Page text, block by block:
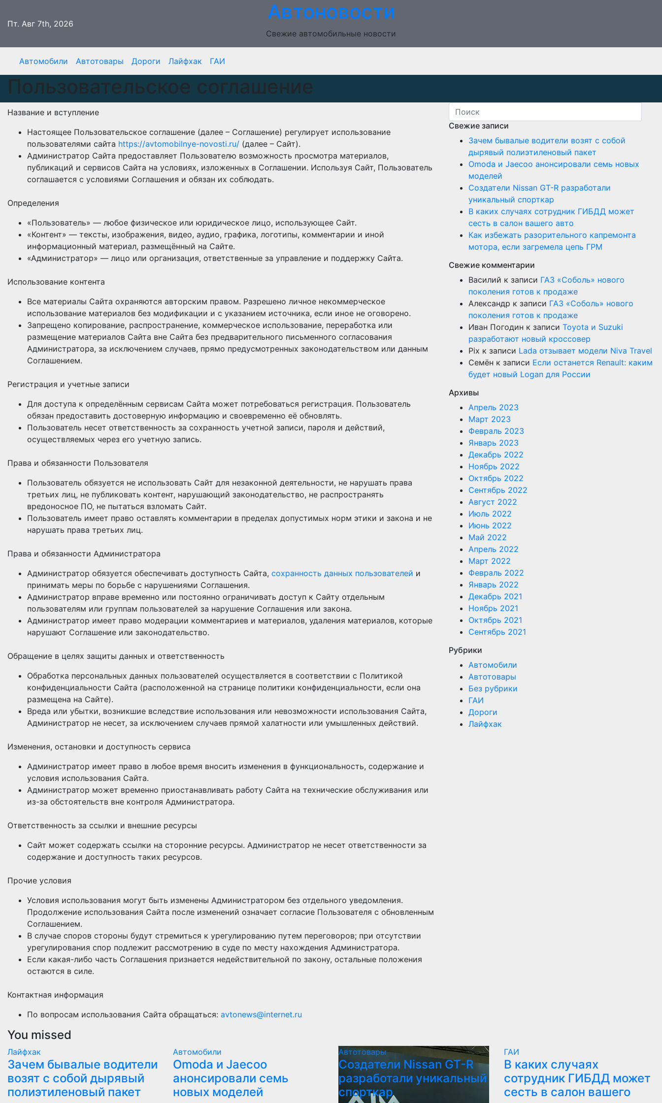
содержимому
Пт. Авг 7th, 2026 Автоновости
Свежие автомобильные новости
Автомобили Автотовары Дороги Лайфхак ГАИ
Пользовательское соглашение
Название и вступление
Настоящее Пользовательское соглашение (далее – Соглашение) регулирует использование
пользователями сайта https://avtomobilnye-novosti.ru/ (далее – Сайт).
Администратор Сайта предоставляет Пользователю возможность просмотра материалов,
публикаций и сервисов Сайта на условиях, изложенных в Соглашении. Используя Сайт, Пользователь
соглашается с условиями Соглашения и обязан их соблюдать.
Определения
«Пользователь» — любое физическое или юридическое лицо, использующее Сайт.
«Контент» — тексты, изображения, видео, аудио, графика, логотипы, комментарии и иной
информационный материал, размещённый на Сайте.
«Администратор» — лицо или организация, ответственные за управление и поддержку Сайта.
Использование контента
Все материалы Сайта охраняются авторским правом. Разрешено личное некоммерческое
использование материалов без модификации и с указанием источника, если иное не оговорено.
Запрещено копирование, распространение, коммерческое использование, переработка или
размещение материалов Сайта вне Сайта без предварительного письменного согласования
Администратора, за исключением случаев, прямо предусмотренных законодательством или данным
Соглашением.
Регистрация и учетные записи
Для доступа к определённым сервисам Сайта может потребоваться регистрация. Пользователь
обязан предоставить достоверную информацию и своевременно её обновлять.
Пользователь несет ответственность за сохранность учетной записи, пароля и действий,
осуществляемых через его учетную запись.
Права и обязанности Пользователя
Пользователь обязуется не использовать Сайт для незаконной деятельности, не нарушать права
третьих лиц, не публиковать контент, нарушающий законодательство, не распространять
вредоносное ПО, не пытаться взломать Сайт.
Пользователь имеет право оставлять комментарии в пределах допустимых норм этики и закона и не
нарушать права третьих лиц.
Права и обязанности Администратора
Администратор обязуется обеспечивать доступность Сайта, сохранность данных пользователей и
принимать меры по борьбе с нарушениями Соглашения.
Администратор вправе временно или постоянно ограничивать доступ к Сайту отдельным
пользователям или группам пользователей за нарушение Соглашения или закона.
Администратор имеет право модерации комментариев и материалов, удаления материалов, которые
нарушают Соглашение или законодательство.
Обращение в целях защиты данных и ответственность
Обработка персональных данных пользователей осуществляется в соответствии с Политикой
конфиденциальности Сайта (расположенной на странице политики конфиденциальности, если она
размещена на Сайте).
Вреда или убытки, возникшие вследствие использования или невозможности использования Сайта,
Администратор не несет, за исключением случаев прямой халатности или умышленных действий.
Изменения, остановки и доступность сервиса
Администратор имеет право в любое время вносить изменения в функциональность, содержание и
условия использования Сайта.
Администратор может временно приостанавливать работу Сайта на технические обслуживания или
из-за обстоятельств вне контроля Администратора.
Ответственность за ссылки и внешние ресурсы
Сайт может содержать ссылки на сторонние ресурсы. Администратор не несет ответственности за
содержание и доступность таких ресурсов.
Прочие условия
Условия использования могут быть изменены Администратором без отдельного уведомления.
Продолжение использования Сайта после изменений означает согласие Пользователя с обновленным
Соглашением.
В случае споров стороны будут стремиться к урегулированию путем переговоров; при отсутствии
урегулирования спор подлежит рассмотрению в суде по месту нахождения Администратора.
Если какая-либо часть Соглашения признается недействительной по закону, остальные положения
остаются в силе.
Контактная информация
По вопросам использования Сайта обращаться: avtonews@internet.ru
Свежие записи
Зачем бывалые водители возят с собой
дырявый полиэтиленовый пакет
Оmoda и Jaecoo анонсировали семь новых
моделей
Создатели Nissan GT-R разработали
уникальный спорткар
В каких случаях сотрудник ГИБДД может
сесть в салон вашего авто
Как избежать разорительного капремонта
мотора, если загремела цепь ГРМ
Свежие комментарии
Василий к записи ГАЗ «Соболь» нового
поколения готов к продаже
Александр к записи ГАЗ «Соболь» нового
поколения готов к продаже
Иван Погодин к записи Toyota и Suzuki
разработают новый кроссовер
Pix к записи Lada отзывает модели Niva Travel
Семён к записи Если останется Renault: каким
будет новый Logan для России
Архивы
Апрель 2023
Март 2023
Февраль 2023
Январь 2023
Декабрь 2022
Ноябрь 2022
Октябрь 2022
Сентябрь 2022
Август 2022
Июль 2022
Июнь 2022
Май 2022
Апрель 2022
Март 2022
Февраль 2022
Январь 2022
Декабрь 2021
Ноябрь 2021
Октябрь 2021
Сентябрь 2021
Рубрики
Автомобили
Автотовары
Без рубрики
ГАИ
Дороги
Лайфхак
You missed
Лайфхак
Зачем бывалые водители
возят с собой дырявый
полиэтиленовый пакет
Автомобили
Оmoda и Jaecoo
анонсировали семь
новых моделей
Автотовары
Создатели Nissan GT-R
разработали уникальный
спорткар
ГАИ
В каких случаях
сотрудник ГИБДД может
сесть в салон вашего